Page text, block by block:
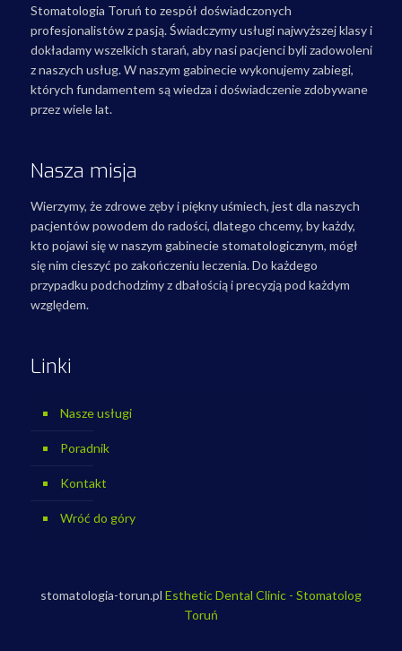
Stomatologia Toruń to zespół doświadczonych
profesjonalistów z pasją. Świadczymy usługi najwyższej klasy i
dokładamy wszelkich starań, aby nasi pacjenci byli zadowoleni
z naszych usług. W naszym gabinecie wykonujemy zabiegi,
których fundamentem są wiedza i doświadczenie zdobywane
przez wiele lat.
Nasza misja
Wierzymy, że zdrowe zęby i piękny uśmiech, jest dla naszych
pacjentów powodem do radości, dlatego chcemy, by każdy,
kto pojawi się w naszym gabinecie stomatologicznym, mógł
się nim cieszyć po zakończeniu leczenia. Do każdego
przypadku podchodzimy z dbałością i precyzją pod każdym
względem.
Linki
Nasze usługi
Poradnik
Kontakt
Wróć do góry
stomatologia-torun.pl Esthetic Dental Clinic - Stomatolog
Toruń